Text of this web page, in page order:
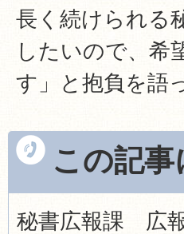
長く続けられる
したいので、希
す」と抱負を語
この記
秘書広報課 広